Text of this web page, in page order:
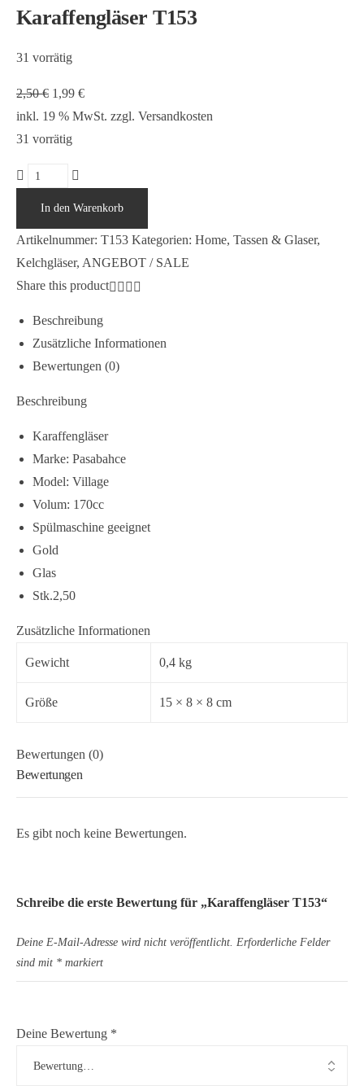
Karaffengläser T153
31 vorrätig
2,50€ Ursprünglicher
Preis
war:
1,99 €Aktueller
Preis
inkl. 19 % MwSt. zzgl. Versandkosten
31 vorrätig
Karaffengläser
In den Warenkorb
Artikelnummer: T153 Kategorien: Home, Tassen & Glaser,
Kelchgläser, ANGEBOT / SALE
Share this product
Beschreibung
Zusätzliche Informationen
Bewertungen (0)
Beschreibung
Karaffengläser
Marke: Pasabahce
Model: Village
Volum: 170cc
Spülmaschine geeignet
Gold
Glas
Stk.2,50
Zusätzliche Informationen
Gewicht 0,4 kg
Größe 15 × 8 × 8 cm
Bewertungen (0)
Bewertungen
Es gibt noch keine Bewertungen.
Schreibe die erste Bewertung für „Karaffengläser T153“
Deine E-Mail-Adresse wird nicht veröffentlicht. Erforderliche Felder
sind mit * markiert
Deine Bewertung *